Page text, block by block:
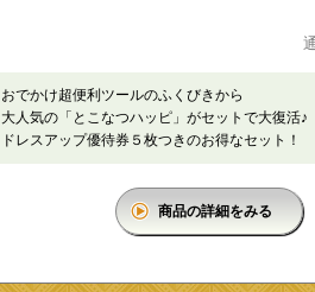
おでかけ超便利ツールのふくびきから
大人気の「とこなつハッピ」がセットで大復活♪
ドレスアップ優待券５枚つきのお得なセット！
商品の詳細をみる